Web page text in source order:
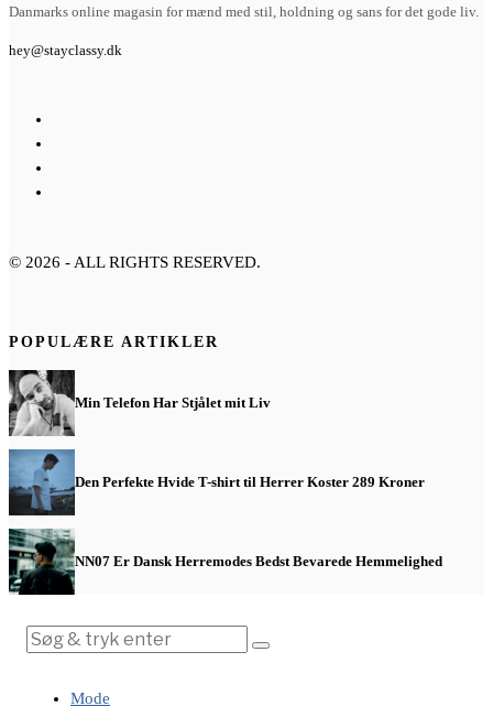
Danmarks online magasin for mænd med stil, holdning og sans for det gode liv.
hey@stayclassy.dk
© 2026 - ALL RIGHTS RESERVED.
POPULÆRE ARTIKLER
Min Telefon Har Stjålet mit Liv
Den Perfekte Hvide T-shirt til Herrer Koster 289 Kroner
NN07 Er Dansk Herremodes Bedst Bevarede Hemmelighed
Mode